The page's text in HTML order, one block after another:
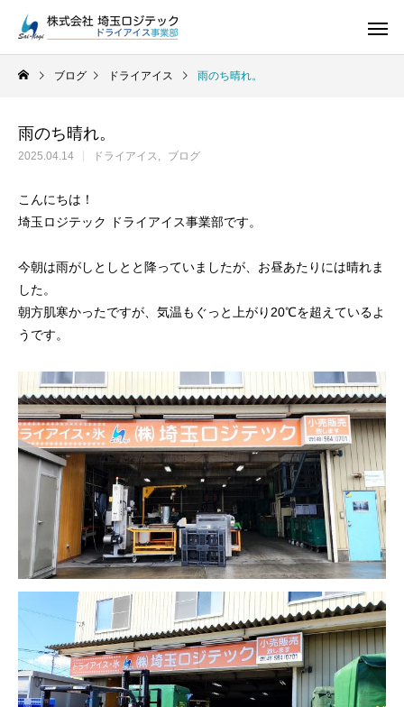
ドライアイス
ドライアイスの販売をしています
ドライアイスで荷物を冷やすには？適切な
量と配置方法を徹底解説
2026.06.30
氷関連 価格改定の
2026.06.29
氷関連 価格改定のお知らせ 朝は強い雨が降って
ブログ ドライアイス 雨のち晴れ。
雨のち晴れ。
2025.04.14 ドライアイス ブログ
こんにちは！
埼玉ロジテック ドライアイス事業部です。
今朝は雨がしとしとと降っていましたが、お昼あたりには晴れま
した。
朝方肌寒かったですが、気温もぐっと上がり20℃を超えているよ
うです。